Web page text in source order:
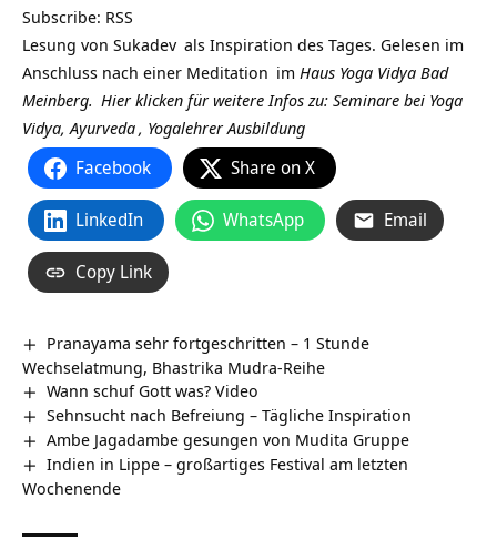
Subscribe: RSS
Lesung von Sukadev als Inspiration des Tages. Gelesen im
Anschluss nach einer Meditation im Haus Yoga Vidya Bad
Meinberg. Hier klicken für weitere Infos zu: Seminare bei Yoga
Vidya,Ayurveda, Yogalehrer Ausbildung
Facebook Share on X
LinkedIn WhatsApp Email
Copy Link
Pranayama sehr fortgeschritten – 1 Stunde
Wechselatmung, Bhastrika Mudra-Reihe
Wann schuf Gott was? Video
Sehnsucht nach Befreiung – Tägliche Inspiration
Ambe Jagadambe gesungen von Mudita Gruppe
Indien in Lippe – großartiges Festival am letzten
Wochenende